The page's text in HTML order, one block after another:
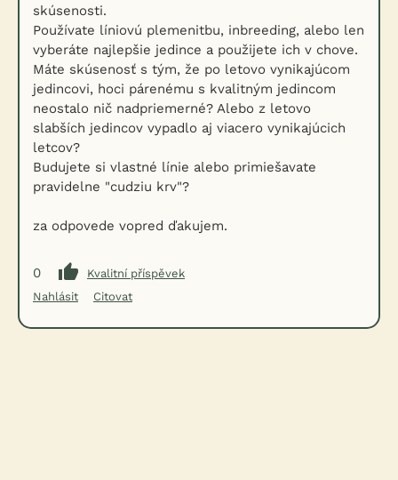
skúsenosti.
Používate líniovú plemenitbu, inbreeding, alebo len
vyberáte najlepšie jedince a použijete ich v chove.
Máte skúsenosť s tým, že po letovo vynikajúcom
jedincovi, hoci párenému s kvalitným jedincom
neostalo nič nadpriemerné? Alebo z letovo
slabších jedincov vypadlo aj viacero vynikajúcich
letcov?
Budujete si vlastné línie alebo primiešavate
pravidelne "cudziu krv"?
za odpovede vopred ďakujem.
0
Kvalitní příspěvek
Nahlásit
Citovat